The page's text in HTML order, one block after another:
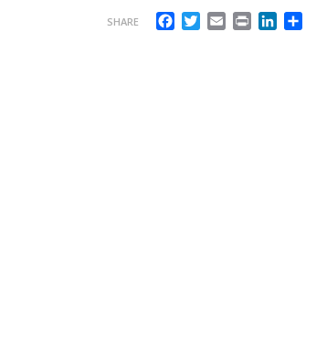
SHARE Facebook
Twitter
EmailPrintLinkedIn